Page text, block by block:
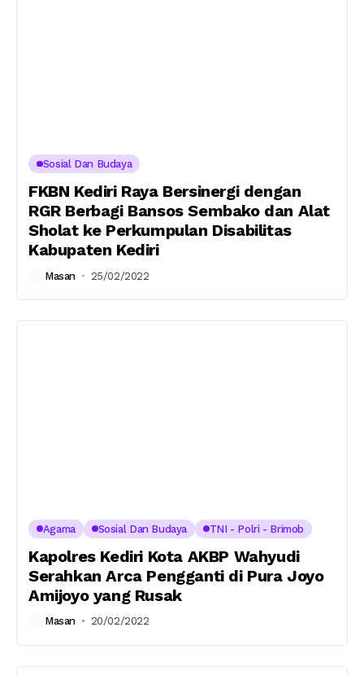
Sosial Dan Budaya
FKBN Kediri Raya Bersinergi dengan
RGR Berbagi Bansos Sembako dan Alat
Sholat ke Perkumpulan Disabilitas
Kabupaten Kediri
Masan 25/02/2022
Agama Sosial Dan Budaya TNI - Polri - Brimob
Kapolres Kediri Kota AKBP Wahyudi
Serahkan Arca Pengganti di Pura Joyo
Amijoyo yang Rusak
Masan 20/02/2022